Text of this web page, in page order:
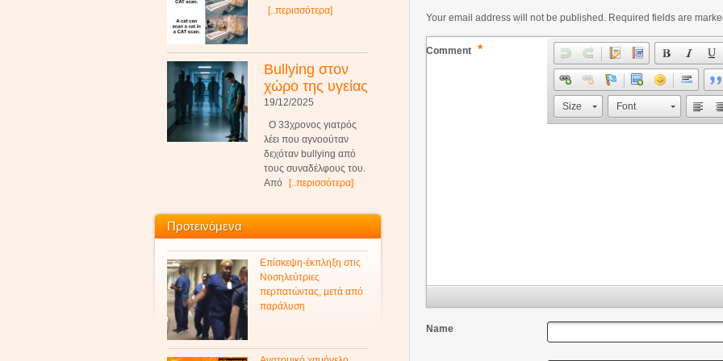
Your email address will not be published. Required fields are
Comment *
Size Font
Name
[..περισσότερα]
Bullying στον
χώρο της υγείας
19/12/2025
Ο 33χρονος γιατρός
λέει που αγνοούταν
δεχόταν bullying από
τους συναδέλφους του.
Από
[..περισσότερα]
Προτεινόμενα
Επίσκεψη-έκπληξη στις
Νοσηλεύτριες
περπατώντας, μετά από
παράλυση